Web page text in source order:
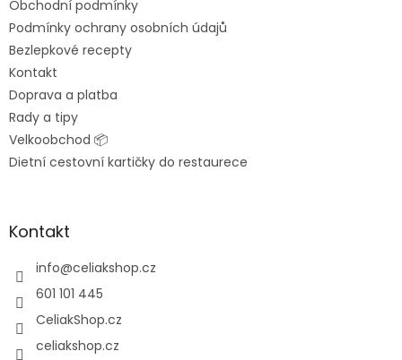
Obchodní podmínky
Podmínky ochrany osobních údajů
Bezlepkové recepty
Kontakt
Doprava a platba
Rady a tipy
Velkoobchod 📦
Dietní cestovní kartičky do restaurece
Kontakt
info@celiakshop.cz
601 101 445
CeliakShop.cz
celiakshop.cz